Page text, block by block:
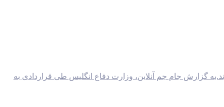
گزارش جام جم آنلاین، وزارت دفاع انگلیس طی قراردادی به